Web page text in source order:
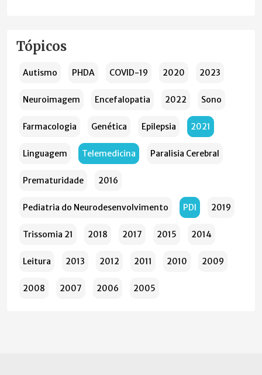
Tópicos
Autismo PHDA COVID-19 2020 2023
Neuroimagem Encefalopatia 2022 Sono
Farmacologia Genética Epilepsia 2021
Linguagem Telemedicina Paralisia Cerebral
Prematuridade 2016
Pediatria do Neurodesenvolvimento PDI 2019
Trissomia 21 2018 2017 2015 2014
Leitura 2013 2012 2011 2010 2009
2008 2007 2006 2005